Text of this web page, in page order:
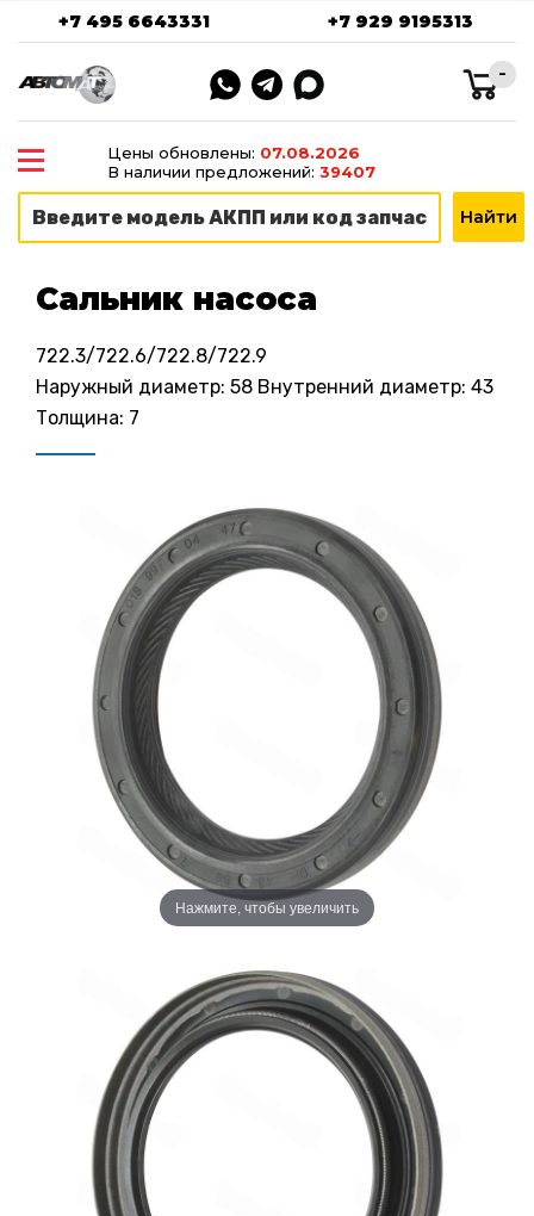
+7 495 6643331 +7 929 9195313
-
Цены обновлены: 07.08.2026
В наличии предложений: 39407
Сальник насоса
722.3/722.6/722.8/722.9
Наружный диаметр: 58 Внутренний диаметр: 43
Толщина: 7
Нажмите, чтобы увеличить